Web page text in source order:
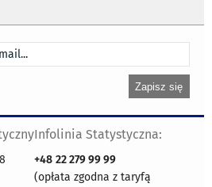
Infolinia Statystyczna:
+48 22 279 99 99
(opłata zgodna z taryfą